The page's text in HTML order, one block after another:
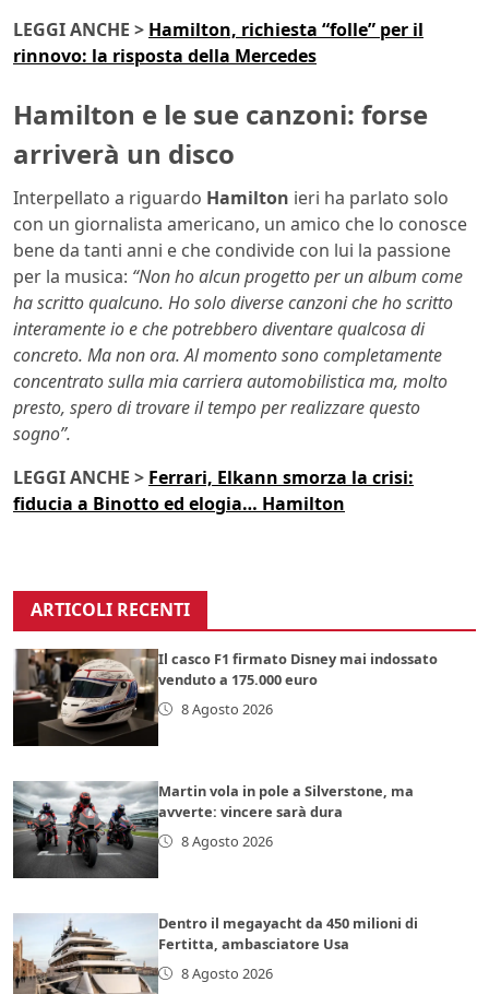
LEGGI ANCHE > Hamilton, richiesta “folle” per il
rinnovo: la risposta della Mercedes
Hamilton e le sue canzoni: forse
arriverà un disco
Interpellato a riguardo Hamilton ieri ha parlato solo
con un giornalista americano, un amico che lo conosce
bene da tanti anni e che condivide con lui la passione
per la musica: “Non ho alcun progetto per un album come
ha scritto qualcuno. Ho solo diverse canzoni che ho scritto
interamente io e che potrebbero diventare qualcosa di
concreto. Ma non ora. Al momento sono completamente
concentrato sulla mia carriera automobilistica ma, molto
presto, spero di trovare il tempo per realizzare questo
sogno”.
LEGGI ANCHE > Ferrari, Elkann smorza la crisi:
fiducia a Binotto ed elogia… Hamilton
ARTICOLI RECENTI
Il casco F1 firmato Disney mai indossato
venduto a 175.000 euro
8 Agosto 2026
Martin vola in pole a Silverstone, ma
avverte: vincere sarà dura
8 Agosto 2026
Dentro il megayacht da 450 milioni di
Fertitta, ambasciatore Usa
8 Agosto 2026